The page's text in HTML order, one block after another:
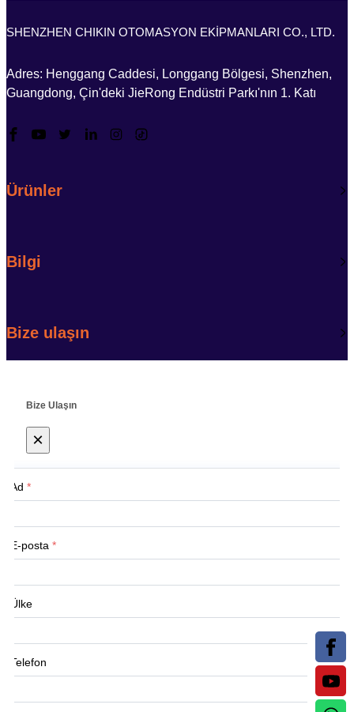
SHENZHEN CHIKIN OTOMASYON EKİPMANLARI CO., LTD.
Adres: Henggang Caddesi, Longgang Bölgesi, Shenzhen,
Guangdong, Çin'deki JieRong Endüstri Parkı'nın 1. Katı
Ürünler
Bilgi
Bize ulaşın
Bize Ulaşın
×
Ad *
E-posta *
Ülke
Telefon